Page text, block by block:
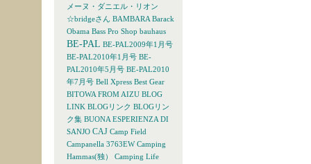
メーヌ・ダニエル・リオン
☆bridgeさん BAMBARA Barack
Obama Bass Pro Shop bauhaus
BE-PAL BE-PAL2009年1月号
BE-PAL2010年1月号 BE-
PAL2010年5月号 BE-PAL2010
年7月号 Bell Xpress Best Gear
BITOWA FROM AIZU BLOG
LINK BLOGリンク BLOGリン
ク集 BUONA ESPERIENZA DI
SANJO CAJ Camp Field
Campanella 3763EW Camping
Hammas(独）
Camping Life